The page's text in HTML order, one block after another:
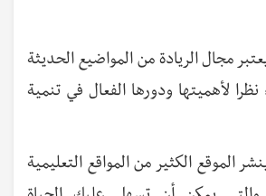
مجال الريادة من المواضيع الحديثة
لأهميتها ودورها الفعال في تنمية
الموقع الكثير من المواقع التعليمية